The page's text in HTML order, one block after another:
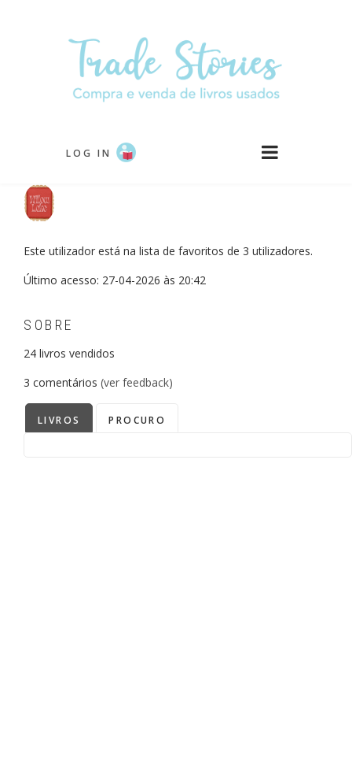
LOG IN
Este utilizador está na lista de favoritos de 3 utilizadores.
Último acesso: 27-04-2026 às 20:42
SOBRE
24 livros vendidos
3 comentários (ver feedback)
LIVROS PROCURO